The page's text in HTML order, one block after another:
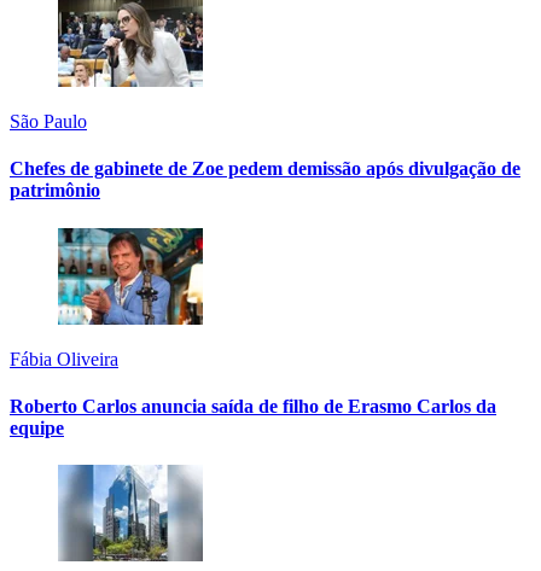
São Paulo
Chefes de gabinete de Zoe pedem demissão após divulgação de
patrimônio
Fábia Oliveira
Roberto Carlos anuncia saída de filho de Erasmo Carlos da
equipe